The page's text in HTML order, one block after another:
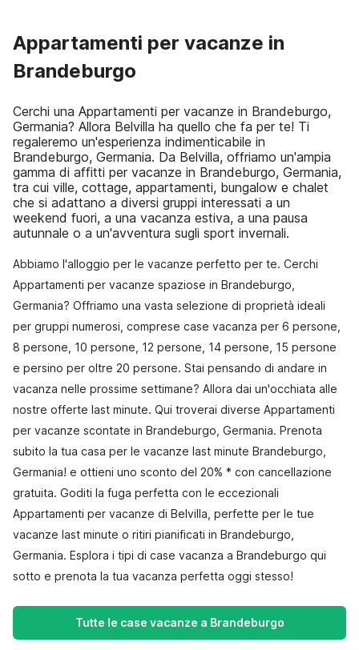
Appartamenti per vacanze in
Brandeburgo
Cerchi una Appartamenti per vacanze in Brandeburgo,
Germania? Allora Belvilla ha quello che fa per te! Ti
regaleremo un'esperienza indimenticabile in
Brandeburgo, Germania. Da Belvilla, offriamo un'ampia
gamma di affitti per vacanze in Brandeburgo, Germania,
tra cui ville, cottage, appartamenti, bungalow e chalet
che si adattano a diversi gruppi interessati a un
weekend fuori, a una vacanza estiva, a una pausa
autunnale o a un'avventura sugli sport invernali.
Abbiamo l'alloggio per le vacanze perfetto per te. Cerchi
Appartamenti per vacanze spaziose in Brandeburgo,
Germania? Offriamo una vasta selezione di proprietà ideali
per gruppi numerosi, comprese case vacanza per 6 persone,
8 persone, 10 persone, 12 persone, 14 persone, 15 persone
e persino per oltre 20 persone. Stai pensando di andare in
vacanza nelle prossime settimane? Allora dai un'occhiata alle
nostre offerte last minute. Qui troverai diverse Appartamenti
per vacanze scontate in Brandeburgo, Germania. Prenota
subito la tua casa per le vacanze last minute Brandeburgo,
Germania! e ottieni uno sconto del 20% * con cancellazione
gratuita. Goditi la fuga perfetta con le eccezionali
Appartamenti per vacanze di Belvilla, perfette per le tue
vacanze last minute o ritiri pianificati in Brandeburgo,
Germania. Esplora i tipi di case vacanza a Brandeburgo qui
sotto e prenota la tua vacanza perfetta oggi stesso!
Tutte le case vacanze a Brandeburgo